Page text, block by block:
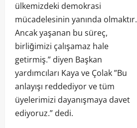
ülkemizdeki demokrasi
mücadelesinin yanında olmaktır.
Ancak yaşanan bu süreç,
birliğimizi çalışamaz hale
getirmiş.” diyen Başkan
yardımcıları Kaya ve Çolak ”Bu
anlayışı reddediyor ve tüm
üyelerimizi dayanışmaya davet
ediyoruz.” dedi.